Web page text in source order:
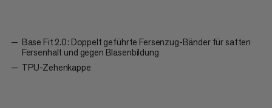
Base Fit 2.0: Doppelt geführte Fersenzug-Bänder für satten
Fersenhalt und gegen Blasenbildung
TPU-Zehenkappe